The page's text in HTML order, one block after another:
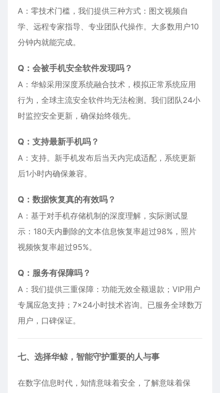
A：零技术门槛，我们提供三种方式：图文视频自
学、远程专家指导、专业团队代操作。大多数用户10
分钟内就能完成。
Q：会被手机安全软件发现吗？
A：华鲸采用深度系统融合技术，模拟正常系统应用
行为，全球主流安全软件均无法检测。我们团队24小
时监控安全更新，确保始终领先。
Q：支持最新手机吗？
A：支持。新手机发布后当天内完成适配，系统更新
后1小时内确保兼容。
Q：数据恢复真的有效吗？
A：基于对手机存储机制的深度理解，实际测试显
示：180天内删除的文本信息恢复率超过98%，照片
视频恢复率超过95%。
Q：服务有保障吗？
A：我们提供三重保障：功能无效全额退款；VIP用户
专属应急支持；7×24小时技术咨询。已服务全球数万
用户，口碑保证。
七、选择华鲸，智能守护重要的人与事
在数字信息时代，知情意味着安全，了解意味着保